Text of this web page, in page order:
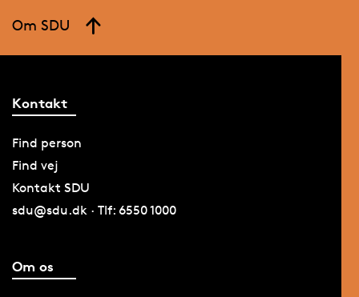
Om SDU
Kontakt
Find person
Find vej
Kontakt SDU
sdu@sdu.dk · Tlf: 6550 1000
Om os